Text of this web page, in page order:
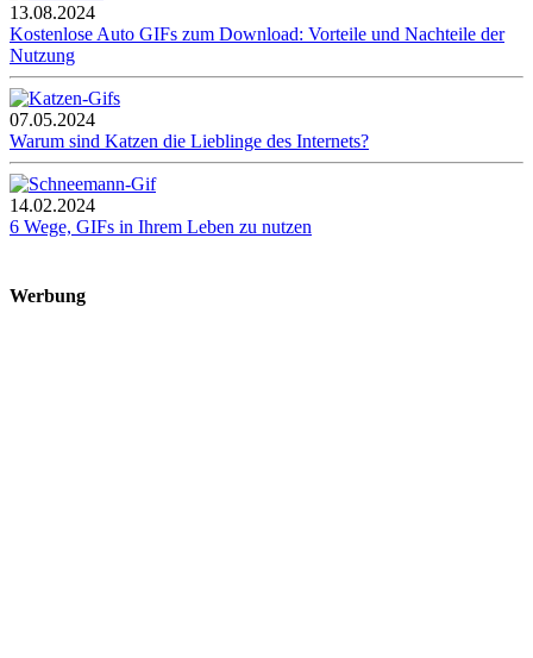
13.08.2024
Kostenlose Auto GIFs zum Download: Vorteile und Nachteile der
Nutzung
07.05.2024
Warum sind Katzen die Lieblinge des Internets?
14.02.2024
6 Wege, GIFs in Ihrem Leben zu nutzen
Werbung